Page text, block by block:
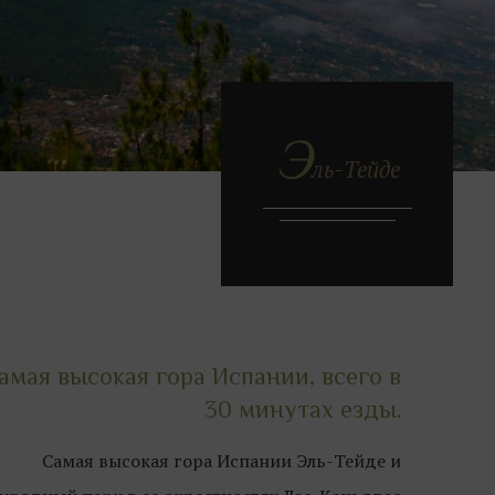
Эль-Тейде
высокая гора Испании, всего в
30 минутах езды.
Самая высокая гора Испании Эль-Тейде и